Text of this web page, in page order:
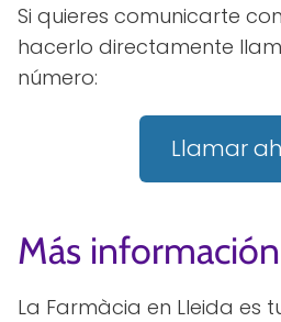
Si quieres comunicarte con
hacerlo directamente
número:
Llamar
Más información
La Farmàcia en Lleida es